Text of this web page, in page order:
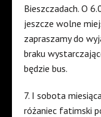
Bieszczadach. O
jeszcze wolne
zapraszamy do
braku
będzie bus.
7. I sobota
różaniec fatimski